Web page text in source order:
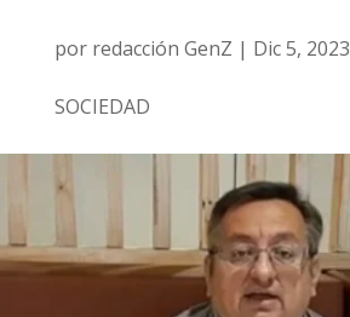
por redacción GenZ | Dic 5, 2023
SOCIEDAD